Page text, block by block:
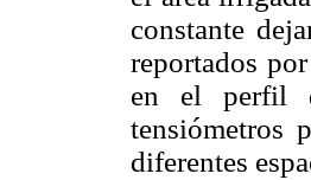
constante
reportados
en el perfil
tensiómetros
diferentes